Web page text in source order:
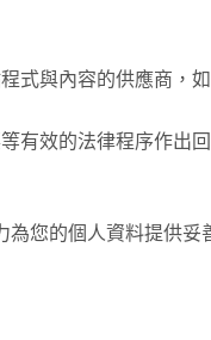
與內容的供應商，
有效的法律程序作出
您的個人資料提供